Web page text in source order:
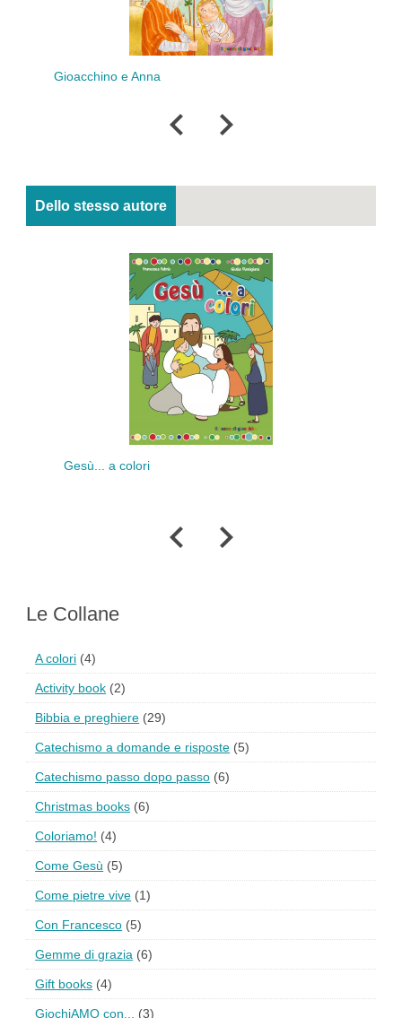
Gioacchino e Anna
Dello stesso autore
Gesù... a colori
Le Collane
A colori (4)
Activity book (2)
Bibbia e preghiere (29)
Catechismo a domande e risposte (5)
Catechismo passo dopo passo (6)
Christmas books (6)
Coloriamo! (4)
Come Gesù (5)
Come pietre vive (1)
Con Francesco (5)
Gemme di grazia (6)
Gift books (4)
GiochiAMO con... (3)